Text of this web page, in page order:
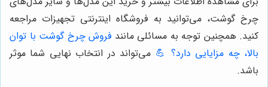
چرخ گوشت، می‌توانید به فروشگاه اینترنتی تجهیزات مراجعه
کنید. همچنین توجه به مسائلی مانند فروش چرخ گوشت با توان
بالا، چه مزایایی دارد؟ 💪 می‌تواند در انتخاب نهایی شما موثر
باشد.